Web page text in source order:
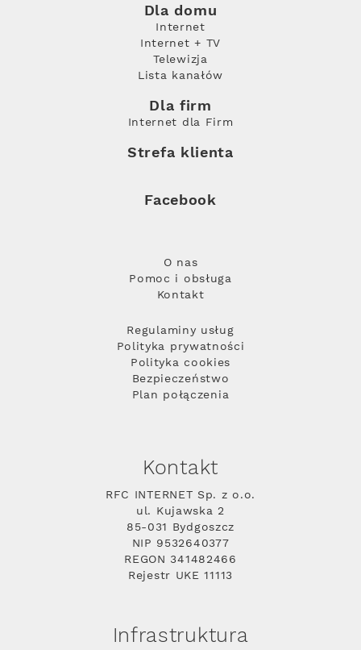
Dla domu
Internet
Internet + TV
Telewizja
Lista kanałów
Dla firm
Internet dla Firm
Strefa klienta
Facebook
O nas
Pomoc i obsługa
Kontakt
Regulaminy usług
Polityka prywatności
Polityka cookies
Bezpieczeństwo
Plan połączenia
Kontakt
RFC INTERNET Sp. z o.o.
ul. Kujawska 2
85-031 Bydgoszcz
NIP 9532640377
REGON 341482466
Rejestr UKE 11113
Infrastruktura